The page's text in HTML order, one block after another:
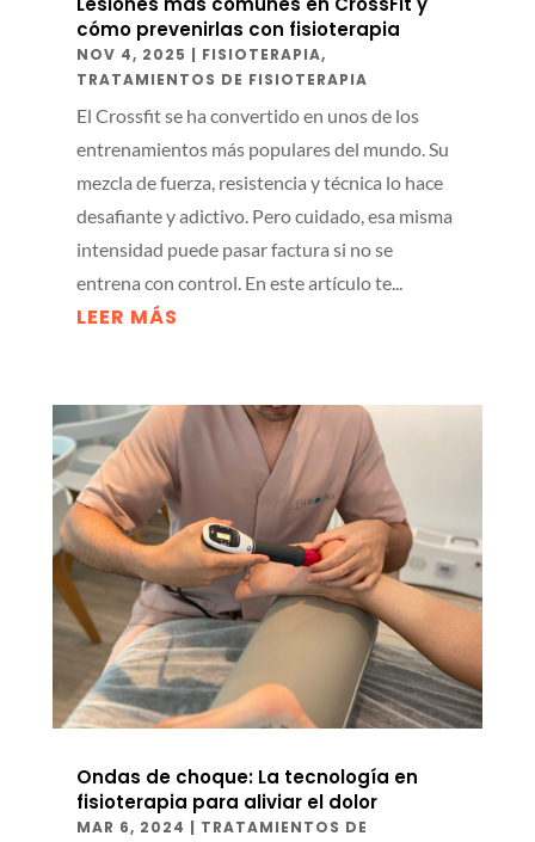
cómo prevenirlas con fisioterapia
NOV 4, 2025 | FISIOTERAPIA,
TRATAMIENTOS DE FISIOTERAPIA
El Crossfit se ha convertido en unos de los
entrenamientos más populares del mundo. Su
mezcla de fuerza, resistencia y técnica lo hace
desafiante y adictivo. Pero cuidado, esa misma
intensidad puede pasar factura si no se
entrena con control. En este artículo te...
LEER MÁS
Ondas de choque: La tecnología en
fisioterapia para aliviar el dolor
MAR 6, 2024 | TRATAMIENTOS DE